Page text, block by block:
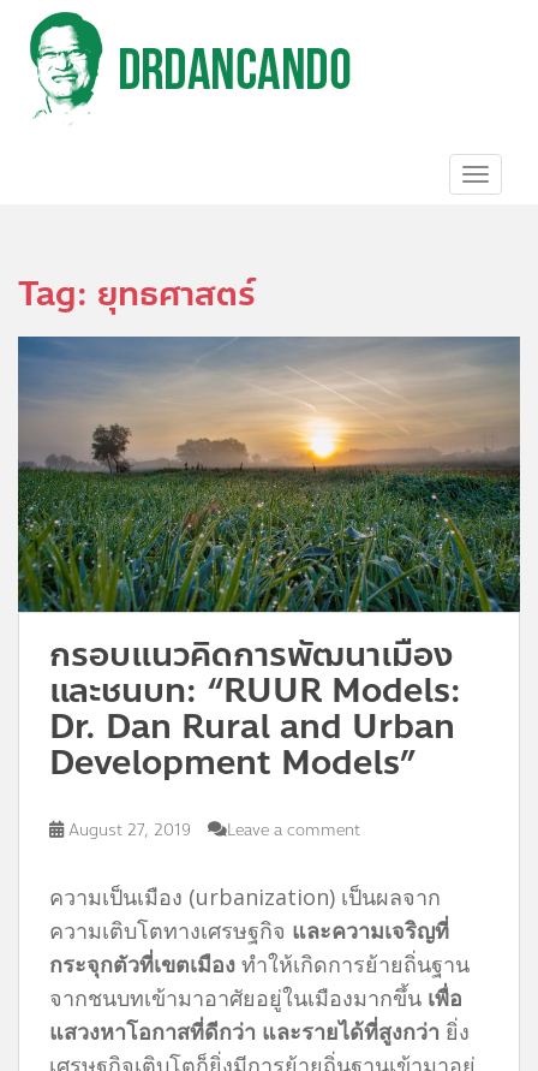
Tag: ยุทธศาสตร์
กรอบแนวคิดการพัฒนาเมือง
และชนบท: “RUUR Models:
Dr. Dan Rural and Urban
Development Models”
August 27, 2019 Leave a comment
ความเป็นเมือง (urbanization) เป็นผลจาก
ความเติบโตทางเศรษฐกิจ และความเจริญที่
กระจุกตัวที่เขตเมือง ทำให้เกิดการย้ายถิ่นฐาน
จากชนบทเข้ามาอาศัยอยู่ในเมืองมากขึ้น เพื่อ
แสวงหาโอกาสที่ดีกว่า และรายได้ที่สูงกว่า ยิ่ง
เศรษฐกิจเติบโตก็ยิ่งมีการย้ายถิ่นฐานเข้ามาอยู่